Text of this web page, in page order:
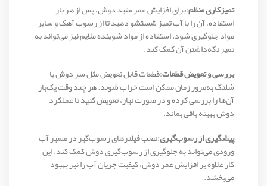
تمیزکاری منظم:برای افزایش عمر مفید دوش، پس از هر بار
استفاده، آن را با آب تمیز شستشو دهید تا از رسوب آهک و سایر
مواد جلوگیری شود. استفاده از مواد شوینده ملایم نیز می‌تواند به
تمیز نگه‌داشتن آن کمک کند.
بررسی و تعویض قطعات:قطعات قابل تعویض مثل سر دوش یا
شلنگ به‌مرور زمان ممکن است خراب شوند. هر چند وقت یک‌بار
آن‌ها را بررسی کرده و در صورت نیاز، تعویض کنید تا عملکرد
دوش بهینه باقی بماند.
پیشگیری از رسوب‌گیری:نصب فیلترهای رسوب‌گیر در مسیر آب
ورودی می‌تواند به جلوگیری از رسوب‌گیری دوش کمک کند. این
کار علاوه بر افزایش عمر دوش، کیفیت جریان آب را نیز بهبود
می‌بخشد.